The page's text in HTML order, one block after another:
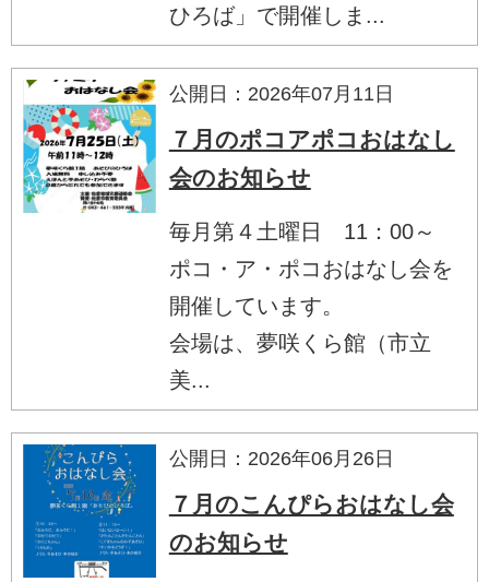
ひろば」で開催しま...
公開日：2026年07月11日
７月のポコアポコおはなし
会のお知らせ
毎月第４土曜日 11：00～
ポコ・ア・ポコおはなし会を
開催しています。
会場は、夢咲くら館（市立
美...
公開日：2026年06月26日
７月のこんぴらおはなし会
のお知らせ